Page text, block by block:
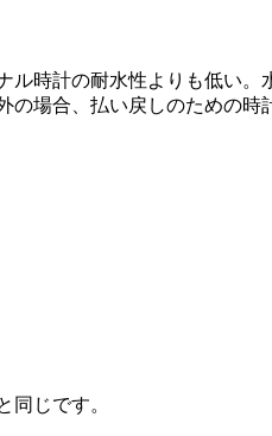
時計の耐水性よりも低い
場合、払い戻しのための
同じです。